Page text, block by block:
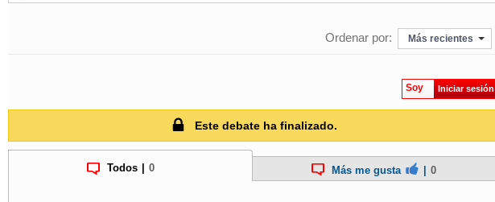
Ordenar por: Más recientes
Soy Iniciar sesión
Este debate ha finalizado.
Todos 0 Más me gusta 0